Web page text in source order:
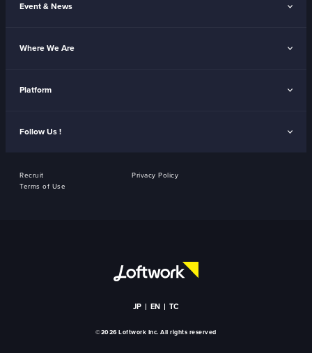
Event & News
Where We Are
Platform
Follow Us !
Recruit
Privacy Policy
Terms of Use
JP EN TC
©2026 Loftwork Inc. All rights reserved